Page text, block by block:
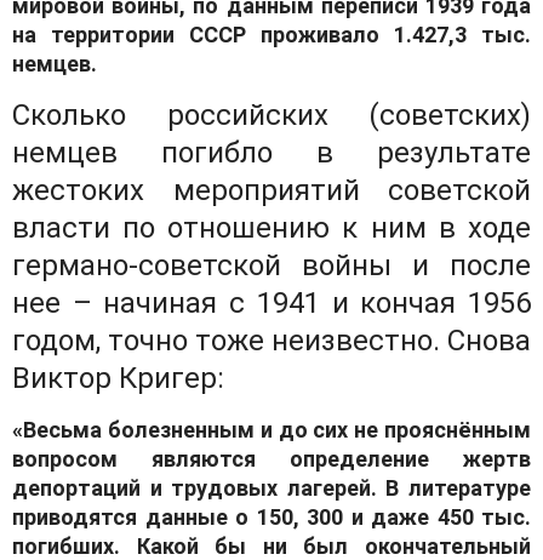
мировой войны, по данным переписи 1939 года
на территории СССР проживало 1.427,3 тыс.
немцев.
Сколько российских (советских)
немцев погибло в результате
жестоких мероприятий советской
власти по отношению к ним в ходе
германо-советской войны и после
нее – начиная с 1941 и кончая 1956
годом, точно тоже неизвестно. Снова
Виктор Кригер:
«Весьма болезненным и до сих не прояснённым
вопросом являются определение жертв
депортаций и трудовых лагерей. В литературе
приводятся данные о 150, 300 и даже 450 тыс.
погибших. Какой бы ни был окончательный